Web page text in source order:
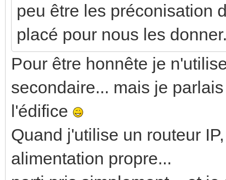
peu être les préconisation
placé pour nous les
Pour être honnête je
secondaire... mais je
l'édifice
Quand j'utilise un routeur
alimentation propre...